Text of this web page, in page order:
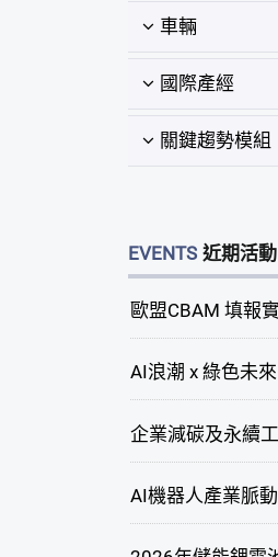
車輛
國際產經
關鍵趨勢模組
EVENTS 近期活動